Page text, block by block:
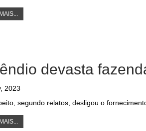
devasta
2023
segundo relatos, desligou o